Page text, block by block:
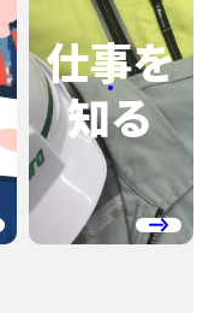
仕事を
知る